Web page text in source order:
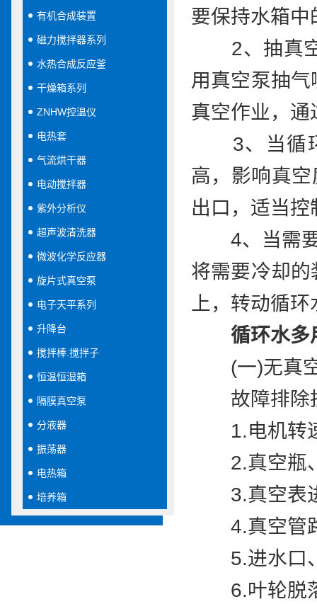
有机合成装置
磁力搅拌器系列
水热合成反应釜
干燥箱系列
ZNHW控温仪
电热套
气流烘干器
电动搅拌器
紫外分析仪
超声波清洗器
微波化学反应器
旋片式真空泵
电子天平系列
升降台
搅拌棒.搅拌子
恒温恒湿箱
隔膜真空泵
分液器
振荡器
电热箱
培养箱
要保持水箱中
2、抽真空
用真空泵抽
真空作业，
3、当循环
高，影响真
出口，适当
4、当需要
将需要冷却
上，转动循
循环水多
(一)无真空
故障排除
1.电机转速
2.真空瓶、
3.真空表进
4.真空管路
5.进水口、
6.叶轮脱